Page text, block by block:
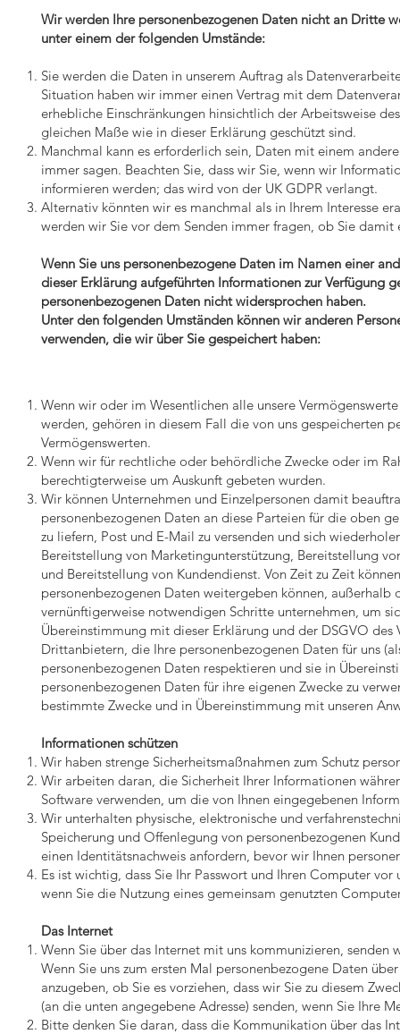
Wir werden Ihre personenbezogenen Daten nicht an Dritte
unter einem der folgenden Umstände:
Sie werden die Daten in unserem Auftrag als
Situation haben wir immer einen Vertrag mit dem
erhebliche Einschränkungen hinsichtlich der Arbeitsweise
gleichen Maße wie in dieser Erklärung geschützt sind.
Manchmal kann es erforderlich sein, Daten mit einem
immer sagen. Beachten Sie, dass wir Sie, wenn wir
informieren werden; das wird von der UK GDPR verlangt.
Alternativ könnten wir es manchmal als in Ihrem Interesse
werden wir Sie vor dem Senden immer fragen, ob Sie damit
Wenn Sie uns personenbezogene Daten im Namen einer
dieser Erklärung aufgeführten Informationen zur Verfügung
personenbezogenen Daten nicht widersprochen haben.
Unter den folgenden Umständen können wir anderen
verwenden, die wir über Sie gespeichert haben:
Wenn wir oder im Wesentlichen alle unsere
werden, gehören in diesem Fall die von uns gespeicherten
Vermögenswerten.
Wenn wir für rechtliche oder behördliche Zwecke oder im
berechtigterweise um Auskunft gebeten wurden.
Wir können Unternehmen und Einzelpersonen damit
personenbezogenen Daten an diese Parteien für die oben
zu liefern, Post und E-Mail zu versenden und sich
Bereitstellung von Marketingunterstützung, Bereitstellung
und Bereitstellung von Kundendienst. Von Zeit zu Zeit
personenbezogenen Daten weitergeben können,
vernünftigerweise notwendigen Schritte unternehmen, um
Übereinstimmung mit dieser Erklärung und der DSGVO
Drittanbietern, die Ihre personenbezogenen Daten für uns
personenbezogenen Daten respektieren und sie in
personenbezogenen Daten für ihre eigenen Zwecke zu
bestimmte Zwecke und in Übereinstimmung mit unseren
Informationen schützen
Wir haben strenge Sicherheitsmaßnahmen zum Schutz
Wir arbeiten daran, die Sicherheit Ihrer Informationen
Software verwenden, um die von Ihnen eingegebenen
Wir unterhalten physische, elektronische und
Speicherung und Offenlegung von personenbezogenen
einen Identitätsnachweis anfordern, bevor wir Ihnen
Es ist wichtig, dass Sie Ihr Passwort und Ihren Computer
wenn Sie die Nutzung eines gemeinsam genutzten
Das Internet
Wenn Sie über das Internet mit uns kommunizieren,
Wenn Sie uns zum ersten Mal personenbezogene Daten
anzugeben, ob Sie es vorziehen, dass wir Sie zu diesem
(an die unten angegebene Adresse) senden, wenn Sie Ihre
Bitte denken Sie daran, dass die Kommunikation über das